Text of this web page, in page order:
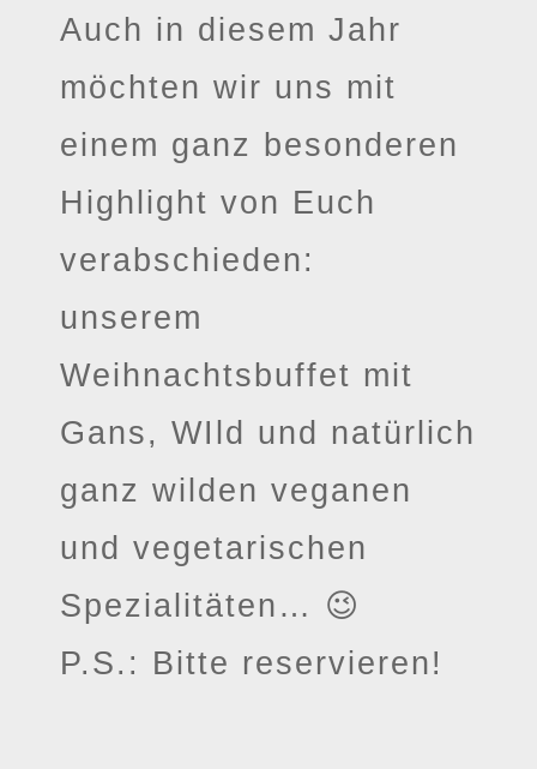
Auch in diesem Jahr
möchten wir uns mit
einem ganz besonderen
Highlight von Euch
verabschieden:
unserem
Weihnachtsbuffet mit
Gans, WIld und natürlich
ganz wilden veganen
und vegetarischen
Spezialitäten… 😉
P.S.: Bitte reservieren!